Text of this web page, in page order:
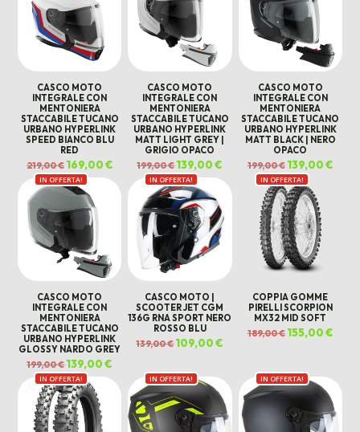
CASCO MOTO
INTEGRALE CON
MENTONIERA
STACCABILE TUCANO
URBANO HYPERLINK
SPEED BIANCO BLU
RED
219,00€ Il
prezzo
originale
era:
219,00 €.
169,00€Il
prezzo
attuale
è:
169,00 €.
CASCO MOTO
INTEGRALE CON
MENTONIERA
STACCABILE TUCANO
URBANO HYPERLINK
MATT LIGHT GREY |
GRIGIO OPACO
199,00€Il
prezzo
originale
era:
199,00 €.
139,00€
prezzo
attuale
è:
139,00 €.
CASCO MOTO
INTEGRALE CON
MENTONIERA
STACCABILE TUCANO
URBANO HYPERLINK
MATT BLACK | NERO
OPACO
199,00€ Il
prezzo
originale
era:
199,00 €.
139,00€Il
IN OFFERTA!
CASCO MOTO
INTEGRALE CON
MENTONIERA
STACCABILE TUCANO
URBANO HYPERLINK
GLOSSY NARDO GREY
199,00€Il
prezzo
originale
era:
199,00 €.
139,00€
prezzo
attuale
è:
139,00 €.
IN OFFERTA!
CASCO MOTO |
SCOOTER JET CGM
136G RNA SPORT NERO
ROSSO BLU
139,00€Il
prezzo
139,00 €.
109,00€
109,00 €.
IN OFFERTA!
COPPIA GOMME
PIRELLI SCORPION
MX32 MID SOFT
189,00€ Il
prezzo
155,00€Il
IN OFFERTA! IN OFFERTA! IN OFFERTA!